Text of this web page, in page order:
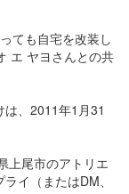
ても自宅を改装し
エ ヤヨさんとの共
、2011年1月31
上尾市のアトリエ
イ（またはDM、